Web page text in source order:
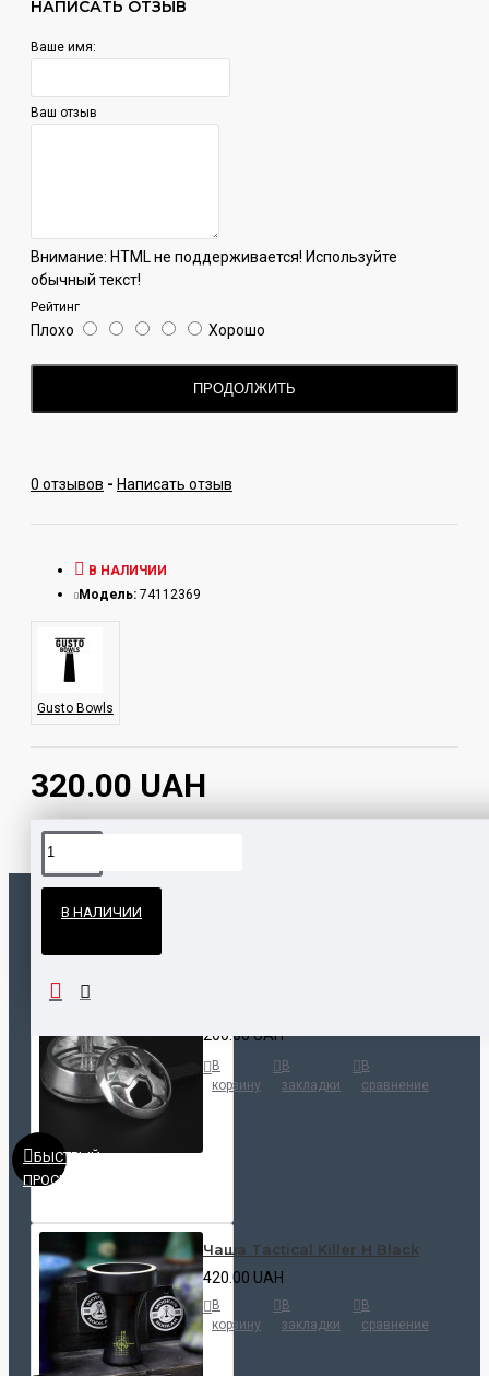
НАПИСАТЬ ОТЗЫВ
Ваше имя:
Ваш отзыв
Внимание: HTML не поддерживается! Используйте
обычный текст!
Рейтинг
Плохо Хорошо
ПРОДОЛЖИТЬ
0 отзывов - Написать отзыв
320.00 UAH
В НАЛИЧИИ
Модель: 74112369
Gusto Bowls
В НАЛИЧИИ
ПОПУЛЯРНЫЕ ТОВАРЫ
БЫСТРЫЙ
ПРОСМОТР
200.00 UAH
В
корзину
В
закладки
В
сравнение
Чаша Tactical Killer H Black
420.00 UAH
В
корзину
В
закладки
В
сравнение